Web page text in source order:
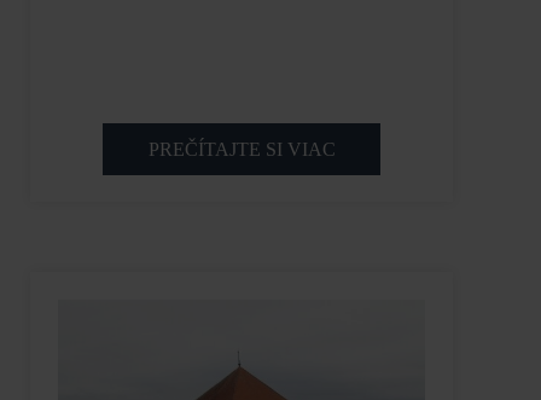
PREČÍTAJTE SI VIAC